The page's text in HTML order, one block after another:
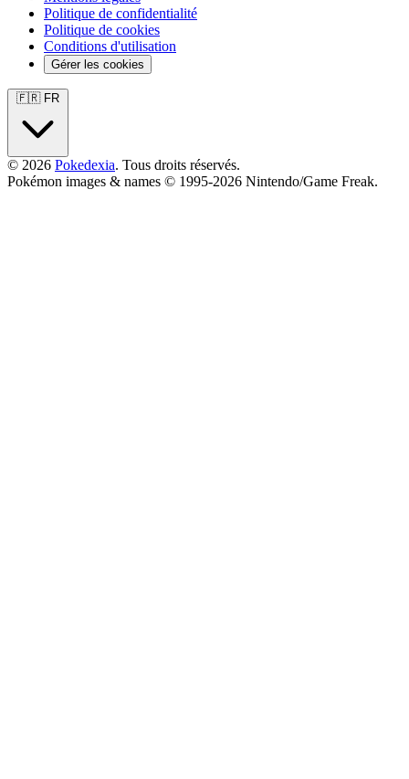
Politique de confidentialité
Politique de cookies
Conditions d'utilisation
Gérer les cookies
© 2026 Pokedexia. Tous droits réservés.
Pokémon images & names © 1995-2026 Nintendo/Game Freak.